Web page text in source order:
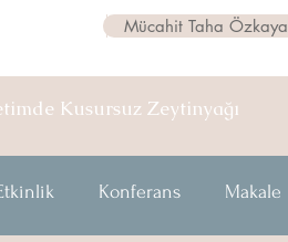
Mücahit Taha Özkaya
Kusursuz Zeytinyağı
Konferans Makale